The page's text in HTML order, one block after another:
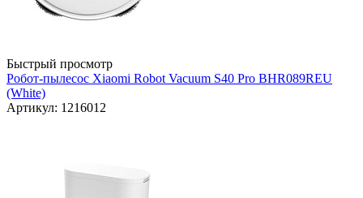
Быстрый просмотр
Робот-пылесос Xiaomi Robot Vacuum S40 Pro BHR089REU
(White)
Артикул: 1216012